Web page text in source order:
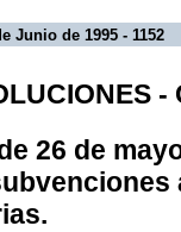
Junio de 1995 - 1152
26 de